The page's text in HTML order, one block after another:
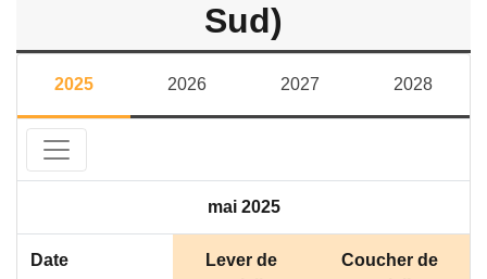
Sud)
2025 2026 2027 2028
mai 2025
Date
Lever de
Coucher de